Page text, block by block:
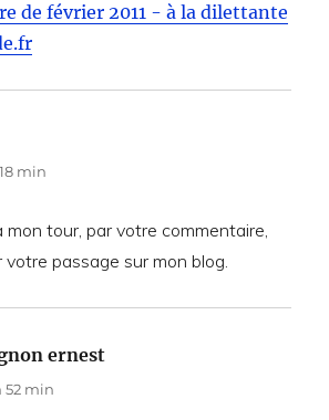
de février 2011 - à la dilettante
min
mon tour, par votre commentaire,
votre passage sur mon blog.
ernest
52 min